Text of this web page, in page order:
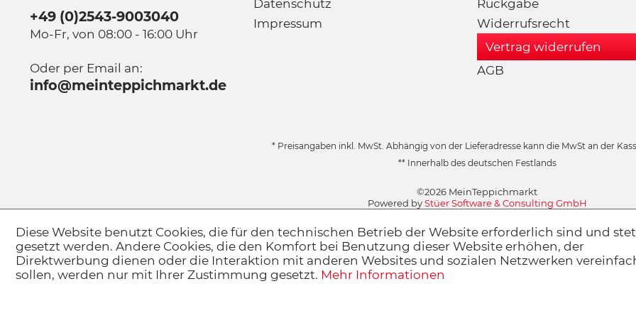
+49 (0)2543-9003040
Mo-Fr, von 08:00 - 16:00 Uhr
Oder per Email an:
info@meinteppichmarkt.de
Datenschutz
Impressum
Rückgabe
Widerrufsrecht
Vertrag widerrufen
AGB
* Preisangaben inkl. MwSt. Abhängig von der Lieferadresse kann die MwSt an der
** Innerhalb des deutschen Festlands
©2026 MeinTeppichmarkt
Powered byStüer Software & Consulting GmbH
Diese Website benutzt Cookies, die für den technischen Betrieb der Website erforderlich sind und
gesetzt werden. Andere Cookies, die den Komfort bei Benutzung dieser Website erhöhen, der
Direktwerbung dienen oder die Interaktion mit anderen Websites und sozialen Netzwerken
sollen, werden nur mit Ihrer Zustimmung gesetzt. Mehr Informationen